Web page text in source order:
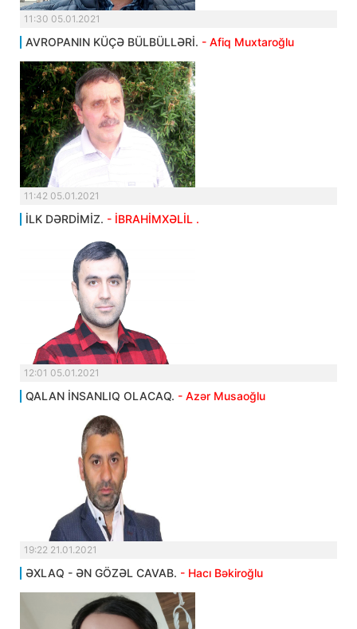
11:30 05.01.2021
AVROPANIN KÜÇƏ BÜLBÜLLƏRİ. - Afiq Muxtaroğlu
11:42 05.01.2021
İLK DƏRDİMİZ. - İBRAHİMXƏLİL .
12:01 05.01.2021
QALAN İNSANLIQ OLACAQ. - Azər Musaoğlu
19:22 21.01.2021
ƏXLAQ - ƏN GÖZƏL CAVAB. - Hacı Bəkiroğlu